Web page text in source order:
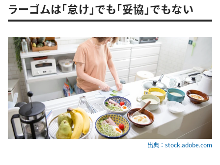
ラーゴムは「怠け」でも「妥協」でもない
出典：stock.adobe.com